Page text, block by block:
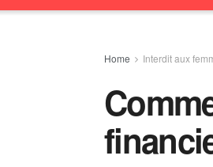
Home Interdit aux